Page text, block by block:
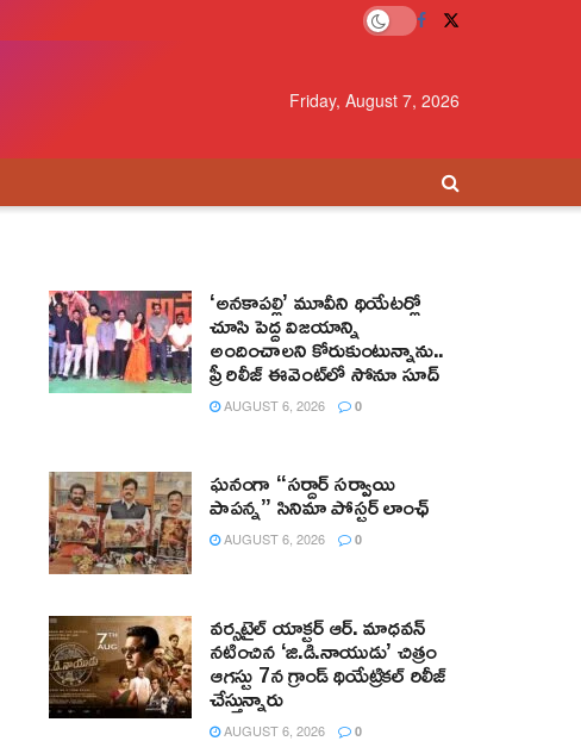
Friday, August 7, 2026
‘అనకాపల్లి’ మూవీని థియేటర్లో
చూసి పెద్ద విజయాన్ని
అందించాలని కోరుకుంటున్నాను..
ప్రీ రిలీజ్ ఈవెంట్‌లో సోనూ సూద్
AUGUST 6, 2026 0
ఘనంగా “సర్దార్ సర్వాయి
పాపన్న” సినిమా పోస్టర్ లాంఛ్
AUGUST 6, 2026 0
వర్సటైల్ యాక్టర్ ఆర్‌. మాధవన్‌
నటించిన ‘జి.డి.నాయుడు’ చిత్రం
ఆగస్టు 7న గ్రాండ్ థియేట్రికల్ రిలీజ్
చేస్తున్నారు
AUGUST 6, 2026 0